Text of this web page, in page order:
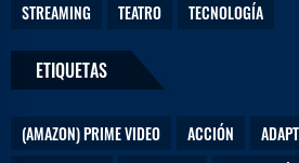
j
STREAMING
TEATRO TECNOLOGÍA
ETIQUETAS
(AMAZON) PRIME VIDEO ACCIÓN